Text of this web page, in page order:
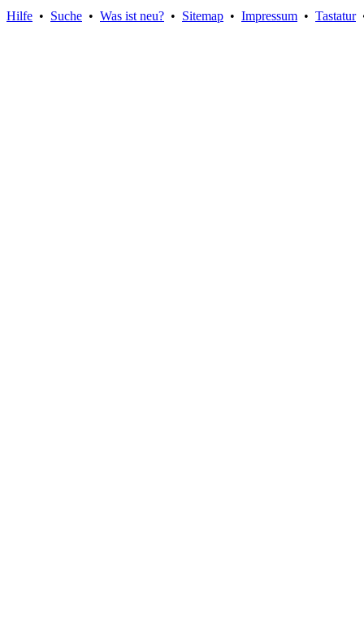
Hilfe • Suche • Was ist neu? • Sitemap • Impressum • Tastatur